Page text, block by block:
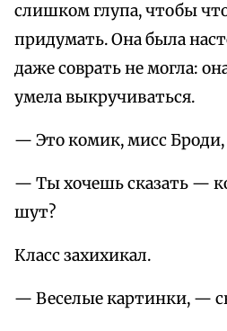
слишком глупа, чтобы
придумать. Она была
даже соврать не могла:
умела выкручиваться.
— Это комик, мисс Броди,
— Ты хочешь сказать —
шут?
Класс захихикал.
— Веселые картинки, —